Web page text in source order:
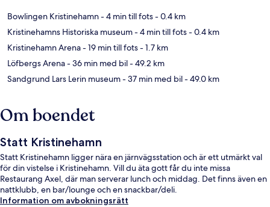
Bowlingen Kristinehamn- 4 min till fots- 0.4 km
Kristinehamns Historiska museum- 4 min till fots- 0.4 km
Kristinehamn Arena- 19 min till fots- 1.7 km
Löfbergs Arena- 36 min med bil- 49.2 km
Sandgrund Lars Lerin museum- 37 min med bil- 49.0 km
Om boendet
Statt Kristinehamn
Statt Kristinehamn ligger nära en järnvägsstation och är ett utmärkt val
för din vistelse i Kristinehamn. Vill du äta gott får du inte missa
Restaurang Axel, där man serverar lunch och middag. Det finns även en
nattklubb, en bar/lounge och en snackbar/deli.
Information om avbokningsrätt